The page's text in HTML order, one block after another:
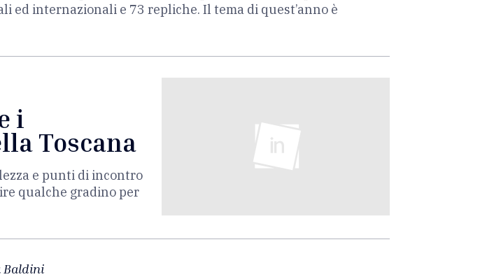
ed internazionali e 73 repliche. Il tema di quest’anno è
i
Toscana
e punti di incontro
qualche gradino per
Baldini